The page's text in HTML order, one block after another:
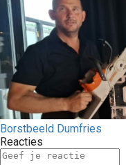
Borstbeeld Dumfries
Reacties